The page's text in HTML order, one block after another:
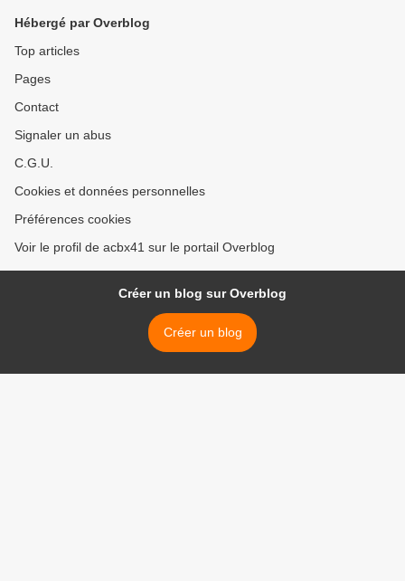
Hébergé par Overblog
Top articles
Pages
Contact
Signaler un abus
C.G.U.
Cookies et données personnelles
Préférences cookies
Voir le profil de acbx41 sur le portail Overblog
Créer un blog sur Overblog
Créer un blog